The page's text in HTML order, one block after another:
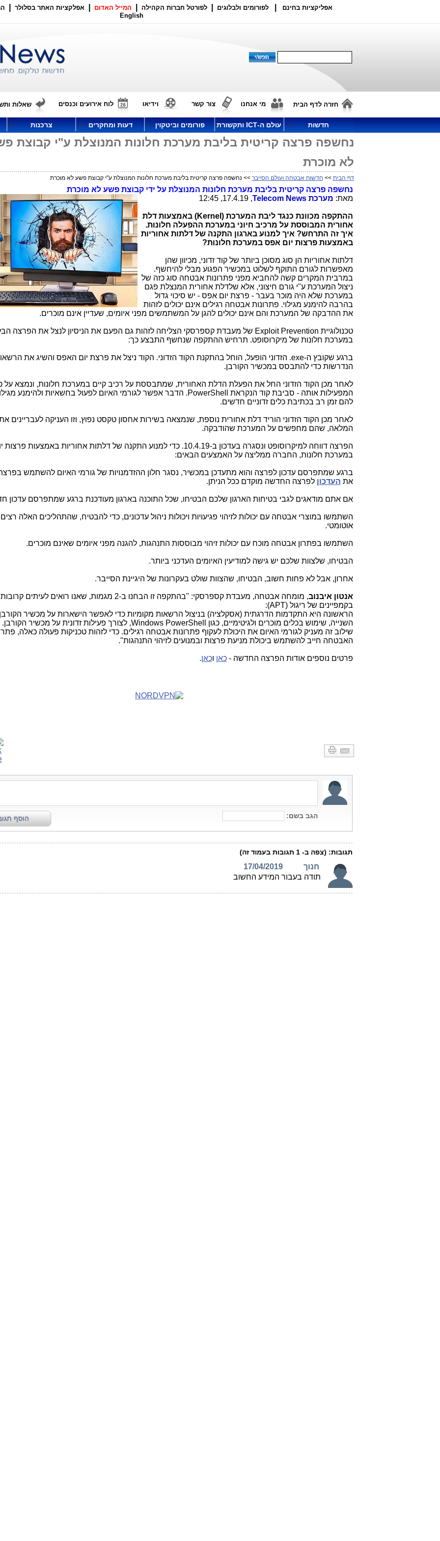
אפליקציות בחינם לפורומים ולבלוגים לפורטל חברות הקהילה המייל האדום אפלקציות האתר בסלולר
English
חזרה לדף הבית מי אנחנו צור קשר וידיאו לוח אירועים וכנסים שאלות
חדשות עולם ה-ICT ותקשורת פורומים וביטקוין דעות ומחקרים צרכנות
נחשפה פרצה קריטית בליבת מערכת חלונות המנוצלת ע"י קבוצת
לא מוכרת
דף הבית >> חדשות אבטחה ועולם הסייבר >> נחשפה פרצה קריטית בליבת מערכת חלונות המנוצלת ע"י קבוצת פשע לא מוכרת
נחשפה פרצה קריטית בליבת מערכת חלונות המנוצלת על ידי קבוצת פשע לא מוכרת
מאת: מערכתTelecom News
, 17.4.19, 12:45
ההתקפה מכוונת כנגד ליבת המערכת ( Kernel) באמצעות דלת
אחורית המבוססת על מרכיב חיוני במערכת ההפעלה חלונות.
איך זה התרחש? איך למנוע בארגון התקנה של דלתות אחוריות
באמצעות פרצות יום אפס במערכת חלונות?
דלתות אחוריות הן סוג מסוכן ביותר של קוד זדוני, מכיוון שהן
מאפשרות לגורם התוקף לשלוט במכשיר הפגוע מבלי להיחשף.
במרבית המקרים קשה להחביא מפני פתרונות אבטחה סוג כזה של
ניצול המערכת ע"י גורם חיצוני, אלא שלדלת אחורית המנצלת פגם
במערכת שלא היה מוכר בעבר - פרצת יום אפס - יש סיכוי גדול
בהרבה להימנע מגילוי. פתרונות אבטחה רגילים אינם יכולים לזהות
את ההדבקה של המערכת והם אינם יכולים להגן על המשתמשים מפני איומים, שעדיין אינם מוכרים.
טכנולוגיית Exploit Prevention של מעבדת קספרסקי הצליחה לזהות גם הפעם את הניסיון לנצל את הפרצה
במערכת חלונות של מיקרוסופט. תרחיש ההתקפה שנחשף התבצע כך:
ברגע שקובץ ה-.exe הזדוני הופעל, הוחל בהתקנת הקוד הזדוני. הקוד ניצל את פרצת יום האפס והשיג את
הנדרשות כדי להתבסס במכשיר הקורבן.
לאחר מכן הקוד הזדוני החל את הפעלת הדלת האחורית, שמתבססת על רכיב קיים במערכת חלונות, ונמצא על
המפעילות אותה - סביבת קוד הנקראת
PowerShell. הדבר אפשר לגורמי האיום לפעול בחשאיות ולהימנע
להם זמן רב בכתיבת כלים זדוניים חדשים.
לאחר מכן הקוד הזדוני הוריד דלת אחורית נוספת, שנמצאה בשירות אחסון טקסט נפוץ, וזו העניקה לעבריינים
המלאה, שהם מחפשים על המערכת שהודבקה.
הפרצה דווחה למיקרוסופט ונסגרה בעדכון ב-10.4.19. כדי למנוע התקנה של דלתות אחוריות באמצעות
במערכת חלונות, החברה ממליצה על האמצעים הבאים:
ברגע שמתפרסם עדכון לפרצה והוא מתעדכן במכשיר, נסגר חלון ההזדמנויות של גורמי האיום להשתמש בפרצה
את העדכון לפרצה החדשה מוקדם ככל הניתן.
אם אתם מודאגים לגבי בטיחות הארגון שלכם הבטיחו, שכל התוכנה בארגון מעודכנת ברגע שמתפרסם עדכון
השתמשו במוצרי אבטחה עם יכולות לזיהוי פגיעויות ויכולות ניהול עדכונים, כדי להבטיח, שהתהליכים האלה
אוטומטי.
השתמשו בפתרון אבטחה מוכח עם יכולות זיהוי מבוססות התנהגות, להגנה מפני איומים שאינם מוכרים.
הבטיחו, שלצוות שלכם יש גישה למודיעין האיומים העדכני ביותר.
אחרון, אבל לא פחות חשוב, הבטיחו, שהצוות שולט בעקרונות של היגיינת הסייבר.
אנטון איבנוב
, מומחה אבטחה, מעבדת קספרסקי: "בהתקפה זו הבחנו ב-2 מגמות, שאנו רואים לעיתים קרובות
בקמפיינים של ריגול (APT
):
הראשונה היא התקדמות הדרגתית (אסקלציה) בניצול הרשאות מקומיות כדי לאפשר הישארות על מכשיר
השנייה, שימוש בכלים מוכרים ולגיטימיים, כגון
Windows PowerShell, לצורך פעילות זדונית על מכשיר הקורבן.
שילוב זה מעניק לגורמי האיום את היכולת לעקוף פתרונות אבטחה רגילים. כדי לזהות טכניקות פעולה כאלה,
האבטחה חייב להשתמש ביכולת מניעת פרצות ובמנועים לזיהוי התנהגות".
פרטים נוספים אודות הפרצה החדשה -כאן וכאן.